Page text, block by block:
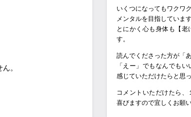
。
いくつになってもワクワ
メンタルを目指しています
とにかく心も身体も【
す。
読んでくださった方が「
「えー」でもなんでも
感じていただけたらと思
コメントいただけたら
喜びますので宜しくお願い